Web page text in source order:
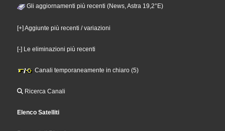
Gli aggiornamenti più recenti (News, Astra 19,2°E)
[+] Aggiunte più recenti / variazioni
[-] Le eliminazioni più recenti
Canali temporaneamente in chiaro (5)
Ricerca Canali
Elenco Satelliti